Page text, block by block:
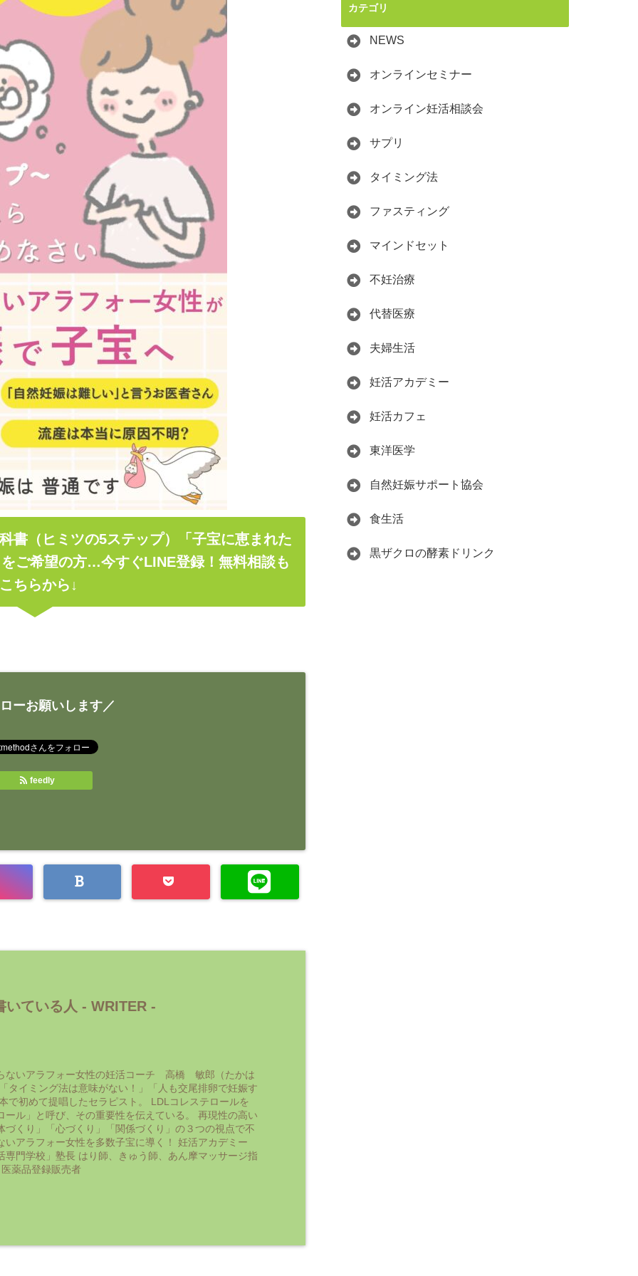
書（ヒミツの5ステップ）「子宝に恵まれた
ご希望の方…今すぐLINE登録！無料相談も
こちらから↓
ーお願いします／
feedly
いている人 - WRITER -
ないアラフォー女性の妊活コーチ 高橋 敏郎（たかは
イミング法は意味がない！」「人も交尾排卵で妊娠す
で初めて提唱したセラピスト。 LDLコレステロールを
ール」と呼び、その重要性を伝えている。 再現性の高い
づくり」「心づくり」「関係づくり」の３つの視点で不
いアラフォー女性を多数子宝に導く！ 妊活アカデミー
専門学校」塾長 はり師、きゅう師、あん摩マッサージ指
薬品登録販売者
カテゴリ
NEWS
オンラインセミナー
オンライン妊活相談会
サプリ
タイミング法
ファスティング
マインドセット
不妊治療
代替医療
夫婦生活
妊活アカデミー
妊活カフェ
東洋医学
自然妊娠サポート協会
食生活
黒ザクロの酵素ドリンク